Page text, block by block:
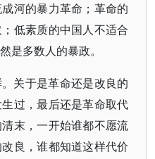
河的暴力革命；革命的
低素质的中国人不适合
是多数人的暴政。
关于是革命还是改良的
过，最后还是革命取代
末，一开始谁都不愿流
良，谁都知道这样代价